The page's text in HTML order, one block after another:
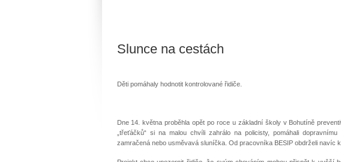
Slunce na cestách
Děti pomáhaly hodnotit kontrolované řidiče.
Dne 14. května proběhla opět po roce u základní školy v Bohutíně
„třeťáčků“ si na malou chvíli zahrálo na policisty, pomáhali
zamračená nebo usměvavá sluníčka. Od pracovníka BESIP obdrželi navíc